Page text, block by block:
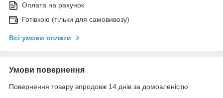
Оплата на рахунок
Готівкою (тільки для самовивозу)
Всі умови оплати
Умови повернення
Повернення товару впродовж 14 днів за домовленістю